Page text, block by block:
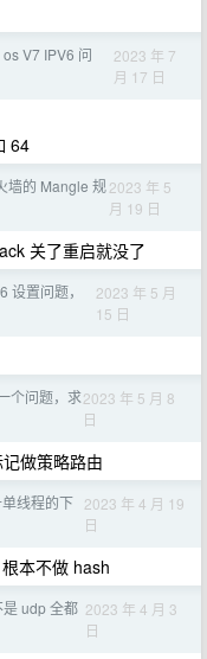
V7 IPV6 问
2023 年 7
月 17 日
64
墙的 Mangle 规2023 年 5
月 19 日
关了重启就没了
设置问题，
2023 年 5 月
15 日
个问题，求2023 年 5 月 8
日
做策略路由
线程的下 2023 年 4 月 19
日
本不做 hash
udp 全都 2023 年 4 月 3
日